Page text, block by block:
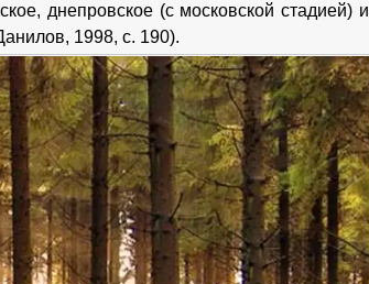
днепровское (с московской стадией) и
1998, с. 190).